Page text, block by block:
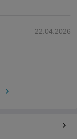
22.04.2026